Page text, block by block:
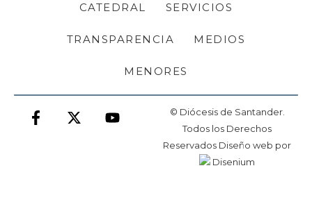
CATEDRAL SERVICIOS
TRANSPARENCIA MEDIOS
MENORES
© Diócesis de Santander.
Todos los Derechos
Reservados Diseño web por
Disenium